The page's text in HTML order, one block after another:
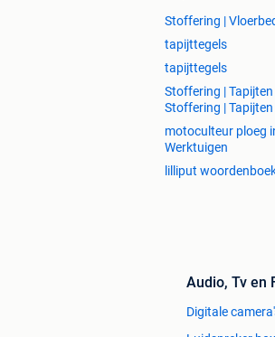
Stoffering |
tapijttegels
tapijttegels
Stoffering |
Stoffering |
motoculteur ploeg
Werktuigen
lilliput
Audio, Tv en
Digitale